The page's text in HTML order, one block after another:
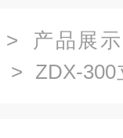
> 产品展示
> ZDX-300